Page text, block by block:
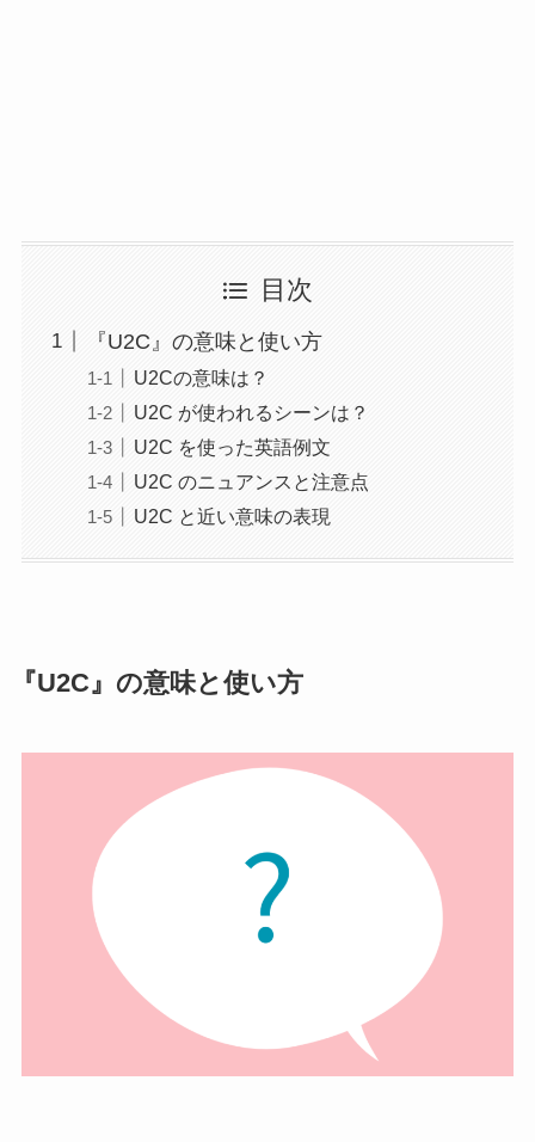
目次
『U2C』の意味と使い方
U2Cの意味は？
U2C が使われるシーンは？
U2C を使った英語例文
U2C のニュアンスと注意点
U2C と近い意味の表現
『U2C』の意味と使い方